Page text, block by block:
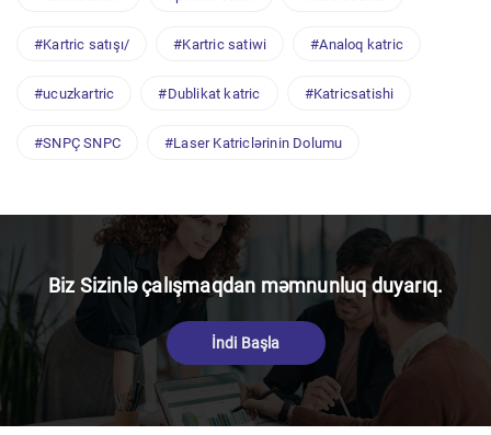
#Kartric satışı/ #Kartric satiwi #Analoq katric
#ucuzkartric #Dublikat katric #Katricsatishi
#SNPÇ SNPC #Laser Katriclərinin Dolumu
Biz Sizinlə çalışmaqdan məmnunluq duyarıq.
İndi Başla